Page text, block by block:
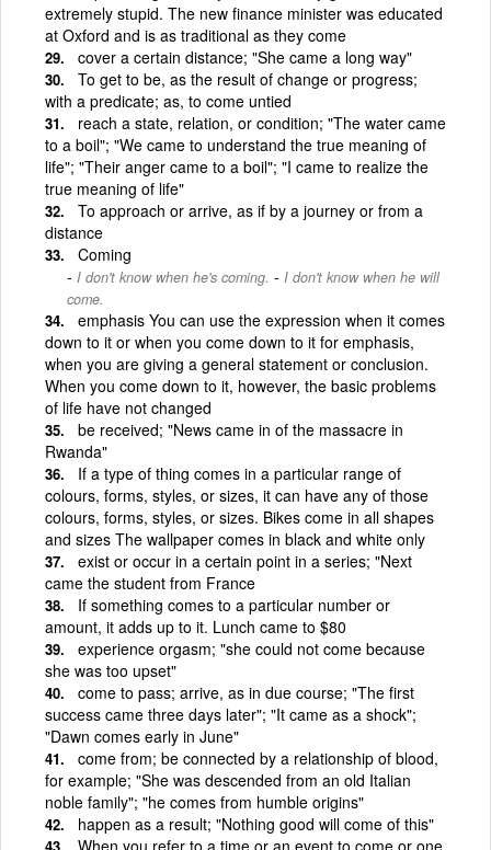
extremely stupid. The new finance minister was educated
at Oxford and is as traditional as they come
cover a certain distance; "She came a long way"
To get to be, as the result of change or progress;
with a predicate; as, to come untied
reach a state, relation, or condition; "The water came
to a boil"; "We came to understand the true meaning of
life"; "Their anger came to a boil"; "I came to realize the
true meaning of life"
To approach or arrive, as if by a journey or from a
distance
Coming
I don't know when he's coming. - I don't know when he will
come.
emphasis You can use the expression when it comes
down to it or when you come down to it for emphasis,
when you are giving a general statement or conclusion.
When you come down to it, however, the basic problems
of life have not changed
be received; "News came in of the massacre in
Rwanda"
If a type of thing comes in a particular range of
colours, forms, styles, or sizes, it can have any of those
colours, forms, styles, or sizes. Bikes come in all shapes
and sizes The wallpaper comes in black and white only
exist or occur in a certain point in a series; "Next
came the student from France
If something comes to a particular number or
amount, it adds up to it. Lunch came to $80
experience orgasm; "she could not come because
she was too upset"
come to pass; arrive, as in due course; "The first
success came three days later"; "It came as a shock";
"Dawn comes early in June"
come from; be connected by a relationship of blood,
for example; "She was descended from an old Italian
noble family"; "he comes from humble origins"
happen as a result; "Nothing good will come of this"
When you refer to a time or an event to come or one